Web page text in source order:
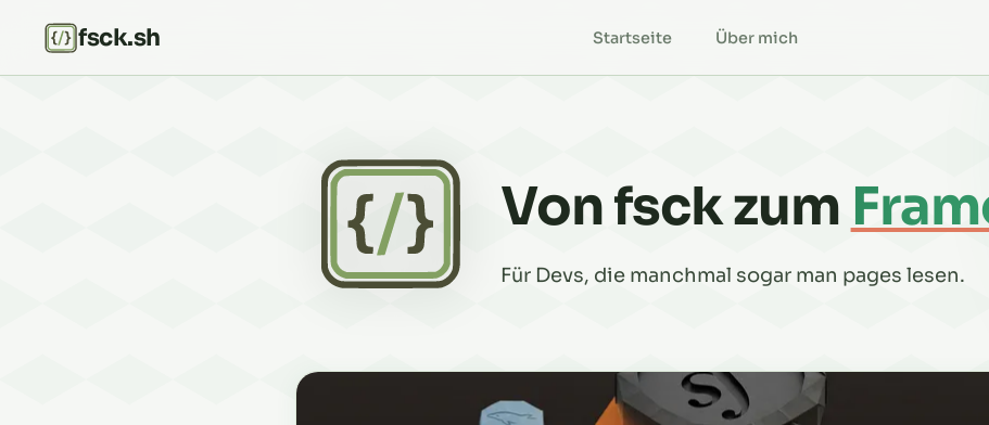
fsck.sh Startseite Über mich
Von fsck zum
Für Devs, die manchmal sogar man pages lesen.